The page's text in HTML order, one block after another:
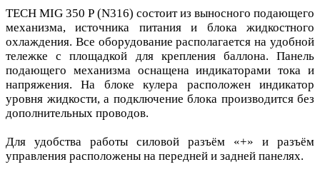
TECH MIG 350 P (N316) состоит из выносного подающего
механизма, источника питания и блока жидкостного
охлаждения. Все оборудование располагается на удобной
тележке с площадкой для крепления баллона. Панель
подающего механизма оснащена индикаторами тока и
напряжения. На блоке кулера расположен индикатор
уровня жидкости, а подключение блока производится без
дополнительных проводов.
Для удобства работы силовой разъём «+» и разъём
управления расположены на передней и задней панелях.